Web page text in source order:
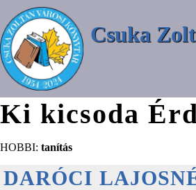
Csuka
Ki kicsoda
HOBBI: tanítás
DARÓCI